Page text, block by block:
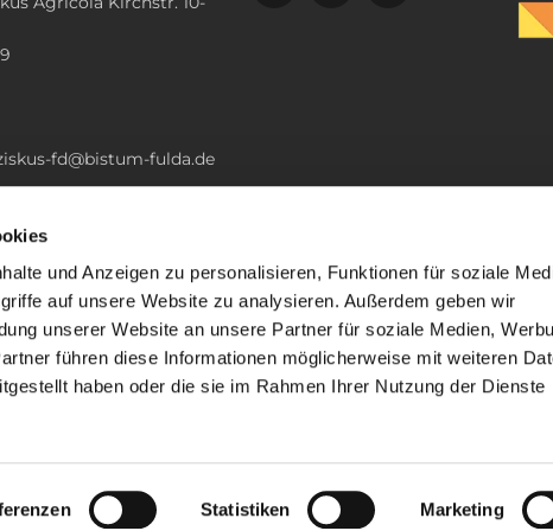
und Anzeigen zu personalisieren, Funktionen für soziale
auf unsere Website zu analysieren. Außerdem geben wir
unserer Website an unsere Partner für soziale Medien,
führen diese Informationen möglicherweise mit weiteren
haben oder die sie im Rahmen Ihrer Nutzung der Dienste
Statistiken Marketing
fd@bistum-fulda.de